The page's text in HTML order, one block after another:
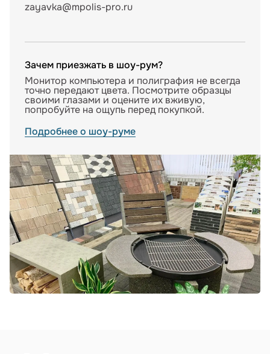
zayavka@mpolis-pro.ru
Зачем приезжать в шоу-рум?
Монитор компьютера и полиграфия не всегда
точно передают цвета. Посмотрите образцы
своими глазами и оцените их вживую,
попробуйте на ощупь перед покупкой.
Подробнее о шоу-руме